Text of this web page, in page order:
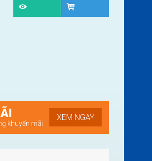
khuyến mãi
XEM NGAY